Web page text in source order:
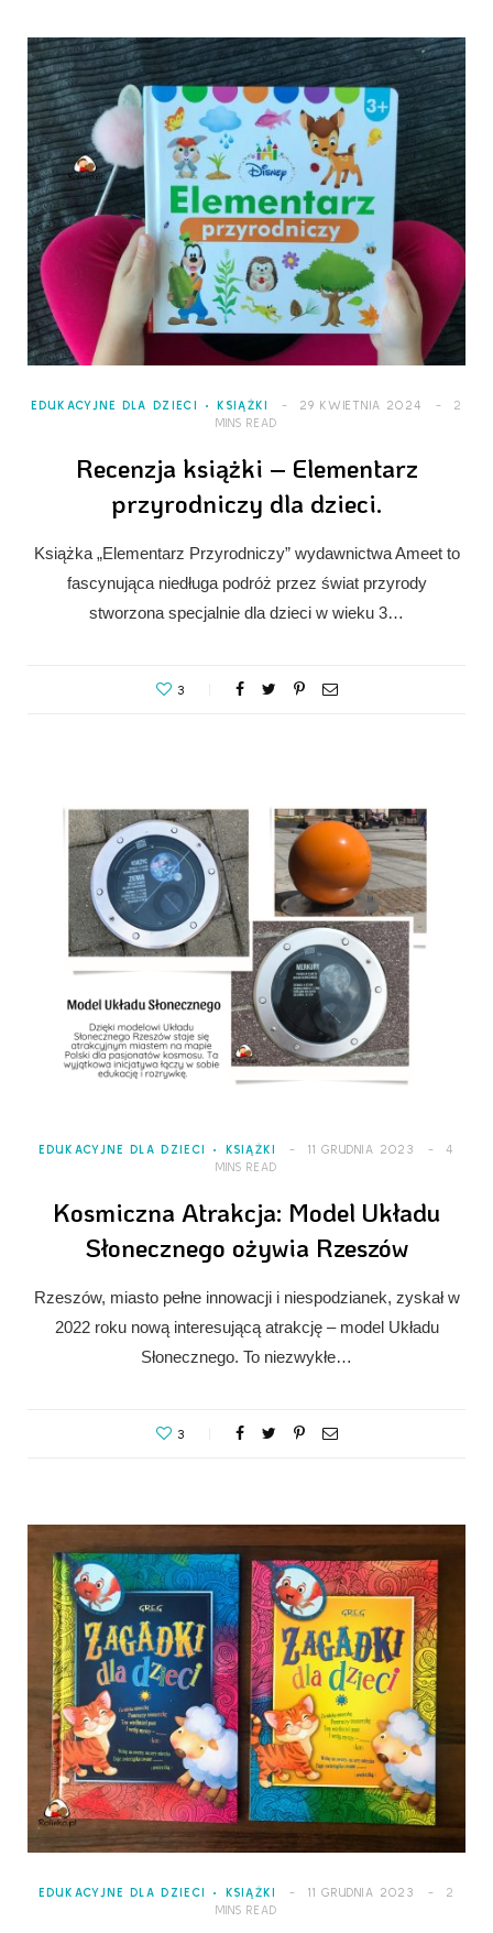
EDUKACYJNE DLA DZIECI KSIĄŻKI 29 KWIETNIA 2024
2
MINS READ
Recenzja książki – Elementarz
przyrodniczy dla dzieci.
Książka „Elementarz Przyrodniczy” wydawnictwa Ameet to
fascynująca niedługa podróż przez świat przyrody
stworzona specjalnie dla dzieci w wieku 3…
3
EDUKACYJNE DLA DZIECI KSIĄŻKI 11 GRUDNIA 2023
4
MINS READ
Kosmiczna Atrakcja: Model Układu
Słonecznego ożywia Rzeszów
Rzeszów, miasto pełne innowacji i niespodzianek, zyskał w
2022 roku nową interesującą atrakcję – model Układu
Słonecznego. To niezwykłe…
3
EDUKACYJNE DLA DZIECI KSIĄŻKI 11 GRUDNIA 2023
2
MINS READ